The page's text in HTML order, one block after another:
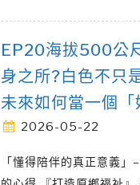
EP20海拔500公
身之所?白色不只
未來如何當一個「
2026-05-22
「懂得陪伴的真正意義